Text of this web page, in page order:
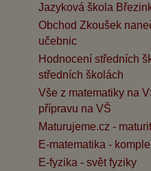
Jazyková škola
Obchod Zkoušek
učebnic
Hodnocení středních
středních školách
Vše z matematiky na
přípravu na VŠ
Maturujeme.cz -
E-matematika -
E-fyzika - svět fyziky